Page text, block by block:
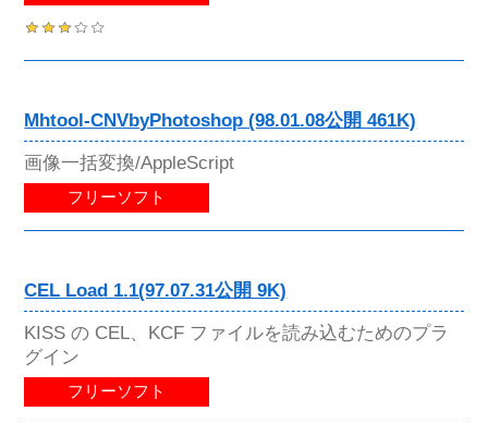
Mhtool-CNVbyPhotoshop (98.01.08公開 461K)
画像一括変換/AppleScript
フリーソフト
CEL Load 1.1(97.07.31公開 9K)
KISS の CEL、KCF ファイルを読み込むためのプラ
グイン
フリーソフト